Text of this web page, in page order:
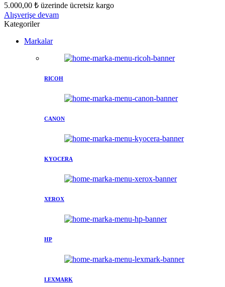
5.000,00 ₺ üzerinde ücretsiz kargo
Alışverişe devam
Kategoriler
Markalar
RICOH
CANON
KYOCERA
XEROX
HP
LEXMARK